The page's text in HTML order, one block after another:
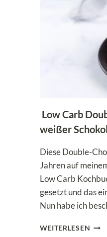
CARB
Low Carb
weißer
Diese Double-
Jahren auf
Low Carb
gesetzt und das
Nun habe ich
WEITERLESEN LOW